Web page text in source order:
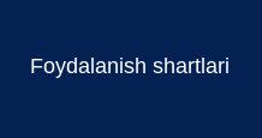
Foydalanish shartlari